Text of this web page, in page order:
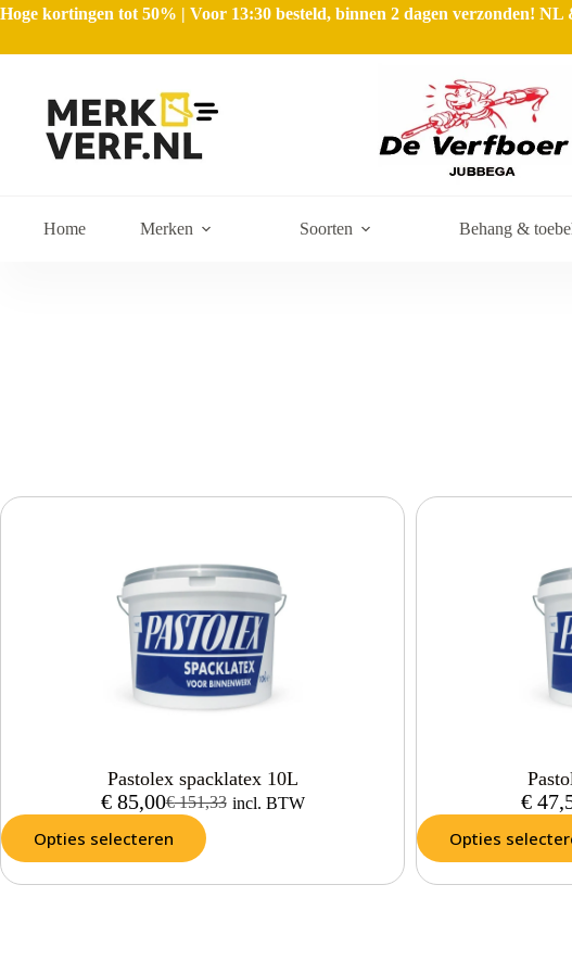
Hoge kortingen tot 50% | Voor 13:30 besteld, binnen 2 dagen verzonden!
Home Merken Soorten Behang &
Pastolex spacklatex 10L
€151,33
€85,00 incl. BTW
Opties selecteren
€
Opties